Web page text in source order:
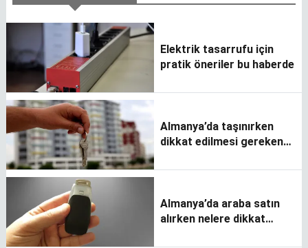
Elektrik tasarrufu için
pratik öneriler bu haberde
Almanya’da taşınırken
dikkat edilmesi gereken
Almanya’da araba satın
alırken nelere dikkat